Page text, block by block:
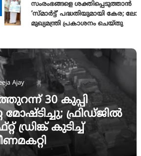
സംരംഭങ്ങളെ ശക്തിപ്പെടുത്താന്‍
‘സ്മാര്‍ട്ട്’ പദ്ധതിയുമായി കേര;
മുഖ്യമന്ത്രി പ്രകാശനം ചെയ്തു
Ajay
30 കുപ്പി
മോഷ്ടിച്ചു; ഫ്രിഡ്ജിൽ
ഡ്രിങ്ക് കുടിച്ച്